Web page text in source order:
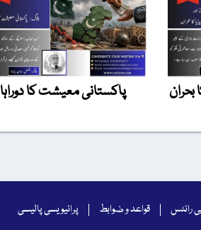
بحران پاکستانی معیشت کا دوراہا
رائٹس قواعد و ضوابط پرائیویسی پالیسی